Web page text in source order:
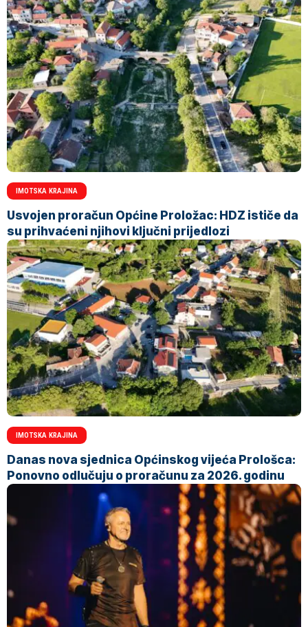
IMOTSKA KRAJINA
Usvojen proračun Općine Proložac: HDZ ističe da
su prihvaćeni njihovi ključni prijedlozi
IMOTSKA KRAJINA
Danas nova sjednica Općinskog vijeća Prološca:
Ponovno odlučuju o proračunu za 2026. godinu